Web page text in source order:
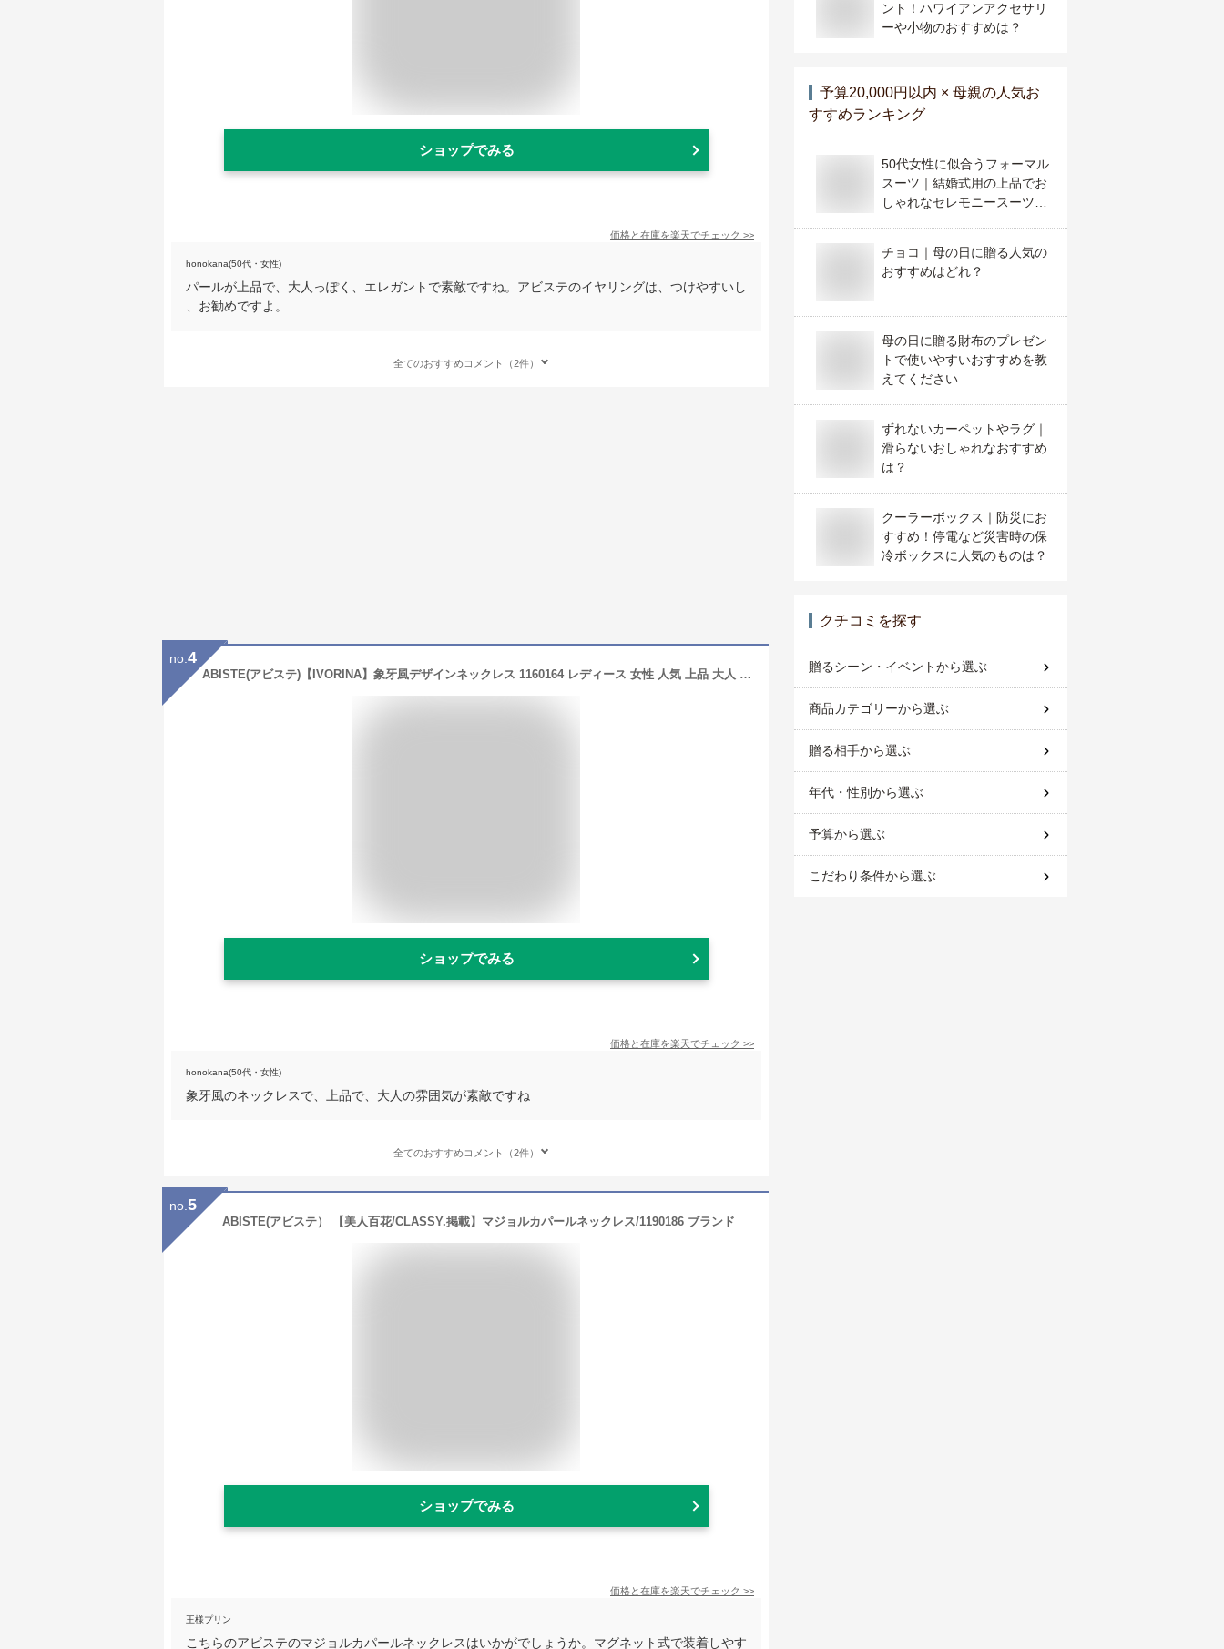
ショップでみる
価格と在庫を楽天でチェック >>
honokana(50代・女性)
パールが上品で、大人っぽく、エレガントで素敵ですね。アビステのイヤリングは、つけやすいし
、お勧めですよ。
全てのおすすめコメント（2件）
no. 4
ABISTE(アビステ)【IVORINA】象牙風デザインネックレス 1160164 レディース 女性 人気 上品 大人 かわいい おしゃれ キラキラ アクセサリー ブランド 誕生日 ギフト 30代 40代
ショップでみる
価格と在庫を楽天でチェック >>
honokana(50代・女性)
象牙風のネックレスで、上品で、大人の雰囲気が素敵ですね
全てのおすすめコメント（2件）
no. 5
ABISTE(アビステ） 【美人百花/CLASSY.掲載】マジョルカパールネックレス/1190186 ブランド
ショップでみる
価格と在庫を楽天でチェック >>
王様プリン
こちらのアビステのマジョルカパールネックレスはいかがでしょうか。マグネット式で装着しやす
ント！ハワイアンアクセサリ
ーや小物のおすすめは？
予算20,000円以内 × 母親の人気お
すすめランキング
50代女性に似合うフォーマル
スーツ｜結婚式用の上品でお
しゃれなセレモニースーツの
チョコ｜母の日に贈る人気の
おすすめはどれ？
母の日に贈る財布のプレゼン
トで使いやすいおすすめを教
えてください
ずれないカーペットやラグ｜
滑らないおしゃれなおすすめ
は？
クーラーボックス｜防災にお
すすめ！停電など災害時の保
冷ボックスに人気のものは？
クチコミを探す
贈るシーン・イベントから選ぶ
商品カテゴリーから選ぶ
贈る相手から選ぶ
年代・性別から選ぶ
予算から選ぶ
こだわり条件から選ぶ